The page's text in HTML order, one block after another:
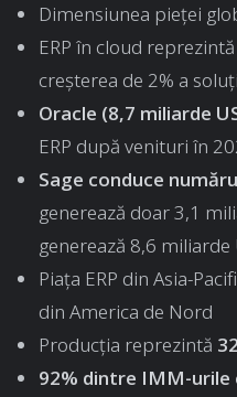
Dimensiunea pieței
ERP în cloud reprezintă
creșterea de 2% a
Oracle (8,7 miliarde
ERP după venituri în
Sage conduce
generează doar 3,1
generează 8,6 miliarde
Piața ERP din Asia-
din America de Nord
Producția reprezintă
92% dintre IMM-